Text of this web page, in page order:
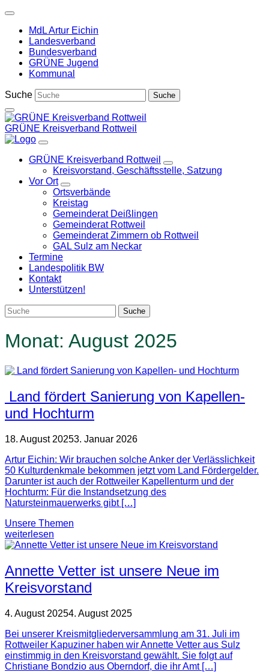
Weiter
Inhalt
MdL Artur Eichin
Landesverband
Bundesverband
GRÜNE Jugend
Kommunal
Suche
GRÜNE Kreisverband Rottweil
GRÜNE Kreisverband Rottweil
Zeige
Untermenü
Kreisvorstand, Geschäftsstelle, Satzung
Vor Ort
Zeige
Untermenü
Ortsverbände
Kreistag
Gemeinderat Deißlingen
Gemeinderat Rottweil
Gemeinderat Zimmern ob Rottweil
GAL Sulz am Neckar
Termine
Landespolitik BW
Kontakt
Unterstützen!
Monat: August 2025
Land fördert Sanierung von Kapellen-
und Hochturm
18. August 20253. Januar 2026
Artur Eichin: Wir brauchen solche Anker der Verlässlichkeit
50 Kulturdenkmale bekommen jetzt vom Land Fördergelder.
Darunter ist auch der Rottweiler Kapellenturm und der
Hochturm: Für die Instandsetzung des
Natursteinmauerwerks gibt […]
Unsere Themen
weiterlesen
Annette Vetter ist unsere Neue im
Kreisvorstand
4. August 20254. August 2025
Bei unserer Kreismitgliederversammlung am 31. Juli im
Rottweiler Kapuziner haben wir Annette Vetter aus Sulz
einstimmig in den Kreisvorstand gewählt. Sie folgt auf
Christiane Bondzio aus Oberndorf, die ihr Amt […]